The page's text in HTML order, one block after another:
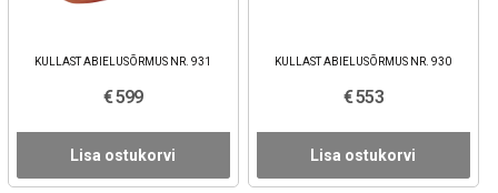
KULLAST ABIELUSÕRMUS NR. 931
€ 599
Lisa ostukorvi
KULLAST ABIELUSÕRMUS NR. 930
€ 553
Lisa ostukorvi